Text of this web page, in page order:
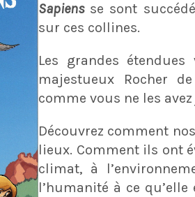
Sapiensse sont
sur ces collines.
Les grandes
majestueux Rocher
comme vous ne les
Découvrez comment
lieux. Comment ils ont
climat, à
l’humanité à ce